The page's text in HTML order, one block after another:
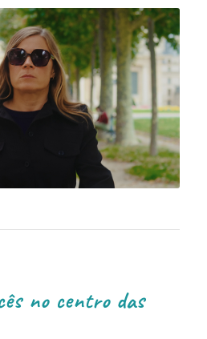
no centro das